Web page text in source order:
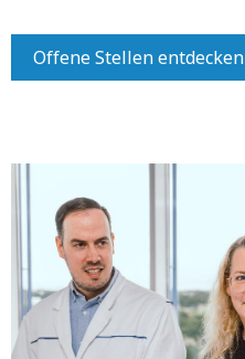
Offene Stellen entdecken